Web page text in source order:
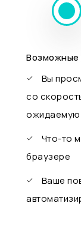
Возможные
Вы
со
ожидаемую
Что-то
браузере
Ваше